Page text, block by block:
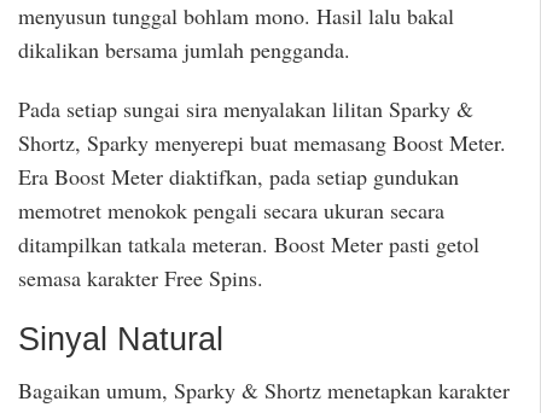
menyusun tunggal bohlam mono. Hasil lalu bakal
dikalikan bersama jumlah pengganda.
Pada setiap sungai sira menyalakan lilitan Sparky &
Shortz, Sparky menyerepi buat memasang Boost Meter.
Era Boost Meter diaktifkan, pada setiap gundukan
memotret menokok pengali secara ukuran secara
ditampilkan tatkala meteran. Boost Meter pasti getol
semasa karakter Free Spins.
Sinyal Natural
Bagaikan umum, Sparky & Shortz menetapkan karakter